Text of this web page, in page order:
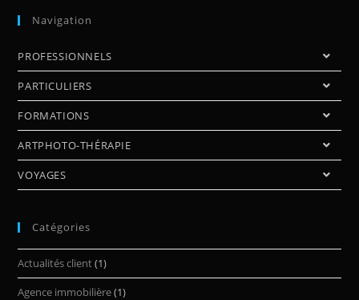
Navigation
PROFESSIONNELS
PARTICULIERS
FORMATIONS
ARTPHOTO-THÉRAPIE
VOYAGES
Catégories
Actualités client(1)
Agence immobilière(1)